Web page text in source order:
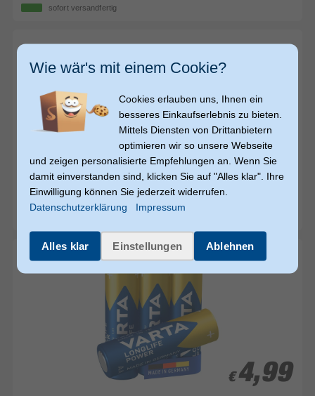
sofort versandfertig
€ 5,99
€ 5,99
AnsmannMignon / AA / LR6 x4 (Schwarz)
€ 4,99
€ 4,99
Wie wär's mit einem Cookie?
Cookies erlauben uns, Ihnen ein
besseres Einkaufserlebnis zu bieten.
Mittels Diensten von Drittanbietern
optimieren wir so unsere Webseite
und zeigen personalisierte Empfehlungen an. Wenn Sie
damit einverstanden sind, klicken Sie auf "Alles klar". Ihre
Einwilligung können Sie jederzeit widerrufen.
Datenschutzerklärung
Impressum
Alles klar Einstellungen Ablehnen